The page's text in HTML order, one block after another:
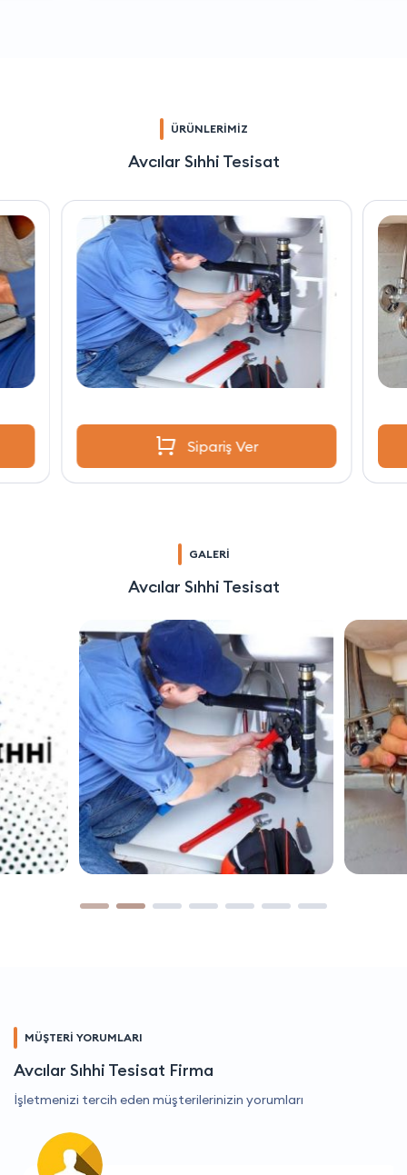
ÜRÜNLERİMİZ
Avcılar Sıhhi Tesisat
Sipariş Ver
GALERİ
Avcılar Sıhhi Tesisat
MÜŞTERİ YORUMLARI
Avcılar Sıhhi Tesisat Firma
İşletmenizi tercih eden müşterilerinizin yorumları